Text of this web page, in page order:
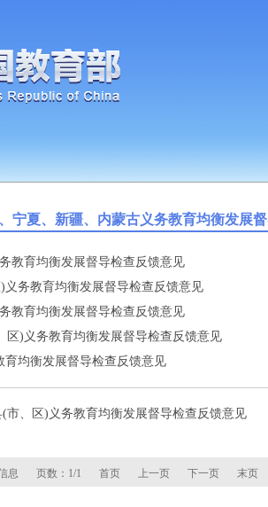
宁夏、新疆、内蒙古义务教育均衡发展
教育均衡发展督导检查反馈意见
务教育均衡发展督导检查反馈意见
教育均衡发展督导检查反馈意见
区)义务教育均衡发展督导检查反馈意见
育均衡发展督导检查反馈意见
市、区)义务教育均衡发展督导检查反馈意见
息 页数：1/1 首页 上一页 下一页 末页